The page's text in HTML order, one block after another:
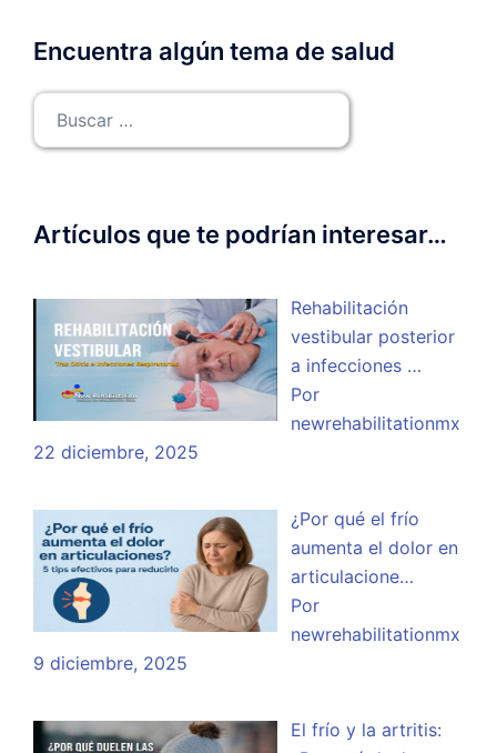
Encuentra algún tema de salud
Artículos que te podrían interesar…
Rehabilitación
vestibular posterior
a infecciones …
Por
newrehabilitationmx
22 diciembre, 2025
¿Por qué el frío
aumenta el dolor en
articulacione…
Por
newrehabilitationmx
9 diciembre, 2025
El frío y la artritis: